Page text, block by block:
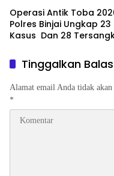
Aset Perkebunan PTPN ll
JPU, Akan Banding
Operasi Antik Toba
Polres Binjai Ungkap 23
Kasus Dan 28
Komitmen Perangi
Narkoba Di Wilayah
Hukumnya
Tinggalkan
Alamat email Anda tidak
*